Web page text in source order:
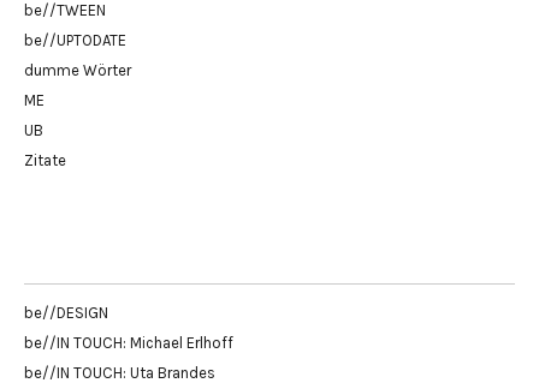
be//TWEEN
be//UPTODATE
dumme Wörter
ME
UB
Zitate
be//DESIGN
be//IN TOUCH: Michael Erlhoff
be//IN TOUCH: Uta Brandes